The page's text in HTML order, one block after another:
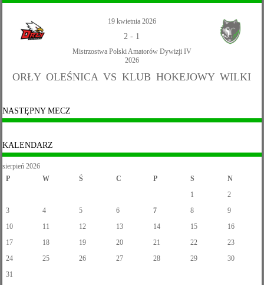
19 kwietnia 2026
2 - 1
Mistrzostwa Polski Amatorów Dywizji IV
2026
ORŁY OLEŚNICA VS KLUB HOKEJOWY WILKI
NASTĘPNY MECZ
KALENDARZ
sierpień 2026
P
W Ś C P S N
1
2
3
4 5 6 7 8
9
10
11 12 13 14 15
16
17
18 19 20 21 22
23
24
25 26 27 28 29
30
31